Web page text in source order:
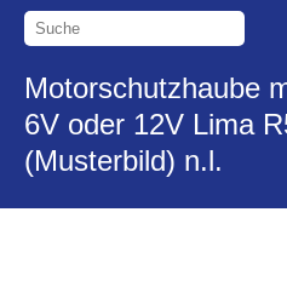
Motorschutzhaube
6V oder 12V Lima
(Musterbild) n.l.